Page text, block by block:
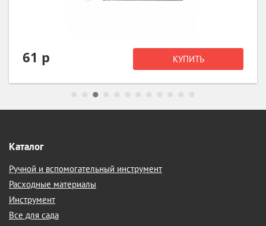
61 р КУПИТЬ
Каталог
Ручной и вспомогательный инструмент
Расходные материалы
Инструмент
Все для сада